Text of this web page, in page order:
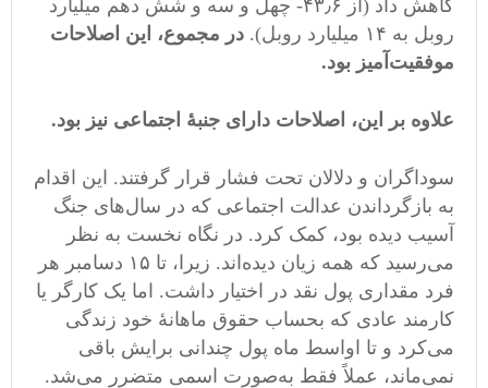
کاهش داد (از ۴۳٫۶- چهل و سه و شش دهم میلیارد
روبل به ۱۴ میلیارد روبل).
در مجموع، این اصلاحات
موفقیت‌آمیز بود.
علاوه بر این، اصلاحات دارای جنبۀ اجتماعی نیز بود.
سوداگران و دلالان تحت فشار قرار گرفتند. این اقدام
به بازگرداندن عدالت اجتماعی که در سال‌های جنگ
آسیب دیده بود، کمک کرد. در نگاه نخست به نظر
می‌رسید که همه زیان دیده‌اند. زیرا، تا ۱۵ دسامبر هر
فرد مقداری پول نقد در اختیار داشت. اما یک کارگر یا
کارمند عادی که بحساب حقوق ماهانۀ خود زندگی
می‌کرد و تا اواسط ماه پول چندانی برایش باقی
نمی‌ماند، عملاً فقط به‌صورت اسمی متضرر می‌شد.